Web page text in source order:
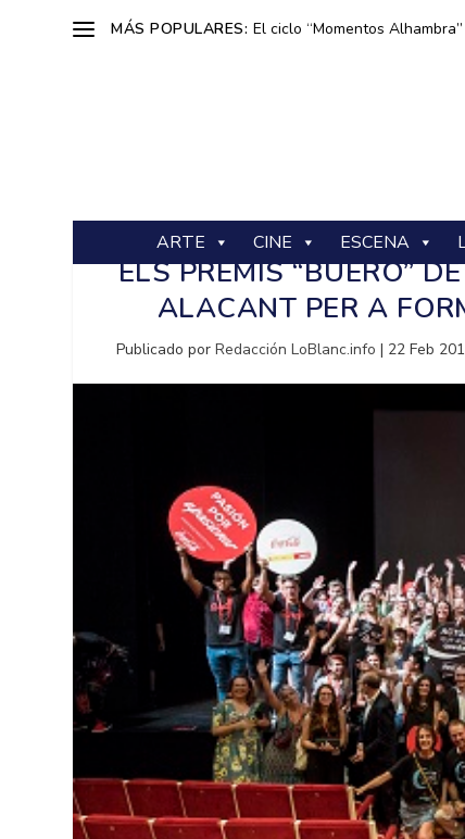
MÁS POPULARES: El ciclo “Momentos
ARTE CINE ESCENA
ELS PREMIS “BUERO”
ALACANT PER A
Publicado porRedacción LoBlanc.info | 22 Feb